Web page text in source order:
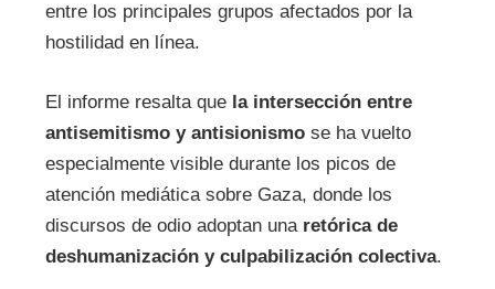
entre los principales grupos afectados por la
hostilidad en línea.
El informe resalta que la intersección entre
antisemitismo y antisionismose ha vuelto
especialmente visible durante los picos de
atención mediática sobre Gaza, donde los
discursos de odio adoptan una retórica de
deshumanización y culpabilización colectiva.